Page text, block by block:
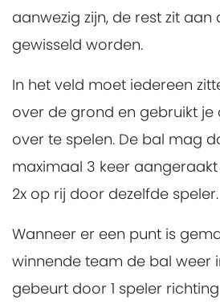
aanwezig zijn, de rest zit aan
gewisseld worden.
In het veld moet iedereen
over de grond en gebruikt
over te spelen. De bal mag
maximaal 3 keer
2x op rij door dezelfde speler.
Wanneer er een punt is
winnende team de bal weer
gebeurt door 1 speler